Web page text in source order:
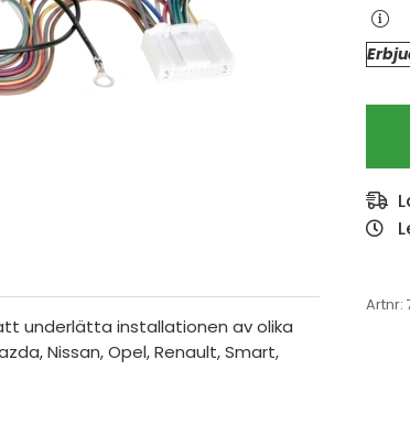
underlätta installationen av olika
Nissan, Opel, Renault, Smart,
Artnr: